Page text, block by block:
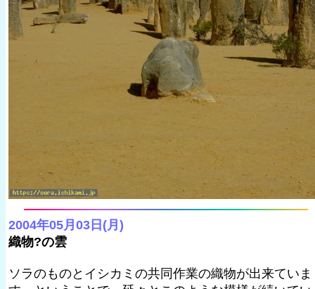
2004年05月03日(月)
織物?の雲
ソラのものとイシカミの共同作業の織物が出来ていま